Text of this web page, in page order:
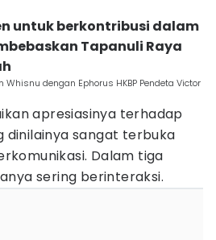
untuk berkontribusi dalam
Tapanuli Raya
dengan Ephorus HKBP Pendeta Victor
apresiasinya terhadap
dinilainya sangat terbuka
Dalam tiga
sering berinteraksi.